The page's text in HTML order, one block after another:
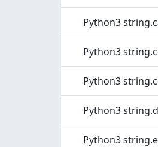
Python3
Python3
Python3
Python3
Python3